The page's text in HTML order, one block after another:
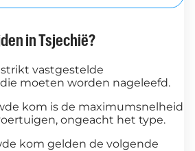
in Tsjechië?
vastgestelde
moeten worden nageleefd.
kom is de maximumsnelheid
ongeacht het type.
kom gelden de volgende